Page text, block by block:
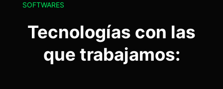
SOFTWARES
Tecnologías con las
que trabajamos: